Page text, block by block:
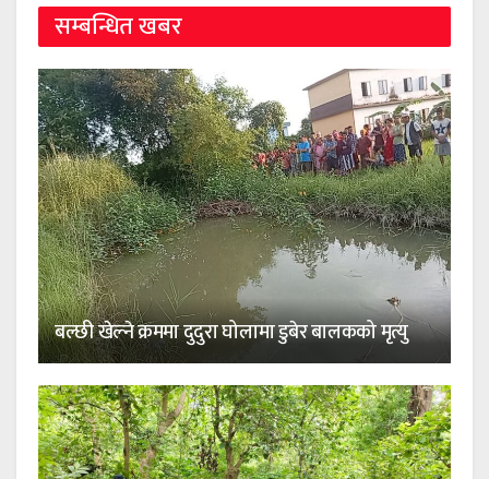
सम्बन्धित खबर
बल्छी खेल्ने क्रममा दुदुरा घोलामा डुबेर बालकको मृत्यु